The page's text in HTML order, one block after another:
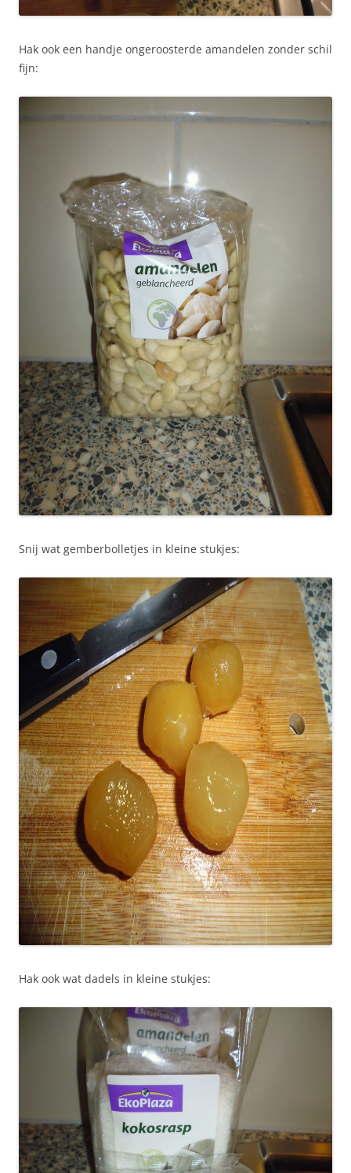
Hak ook een handje ongeroosterde amandelen zonder schil
fijn:
Snij wat gemberbolletjes in kleine stukjes:
Hak ook wat dadels in kleine stukjes: